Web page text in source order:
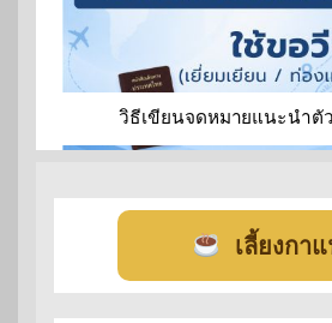
วิธีเขียนจดหมายแนะนำตั
เลี้ยงกา